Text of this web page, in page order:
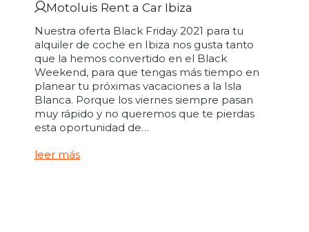
Motoluis Rent a Car Ibiza
Nuestra oferta Black Friday 2021 para tu
alquiler de coche en Ibiza nos gusta tanto
que la hemos convertido en el Black
Weekend, para que tengas más tiempo en
planear tu próximas vacaciones a la Isla
Blanca. Porque los viernes siempre pasan
muy rápido y no queremos que te pierdas
esta oportunidad de…
leer más